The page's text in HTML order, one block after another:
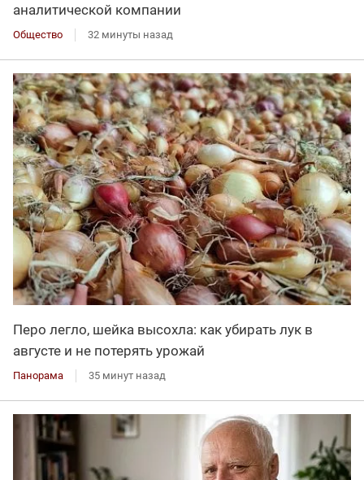
аналитической компании
Общество 32 минуты назад
Перо легло, шейка высохла: как убирать лук в
августе и не потерять урожай
Панорама 35 минут назад